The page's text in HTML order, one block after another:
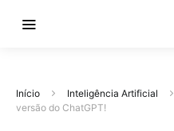
Início Inteligência Artificial
versão do ChatGPT!